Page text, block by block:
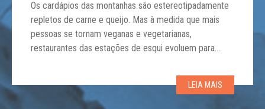
Os cardápios das montanhas são estereotipadamente
repletos de carne e queijo. Mas à medida que mais
pessoas se tornam veganas e vegetarianas,
restaurantes das estações de esqui evoluem para
estão melhorando rapidamente. Descubra aqui, aonde
ir em sua próxima viagem e quais comidas favoritas
procurar. A principal escolha para […]
LEIA MAIS